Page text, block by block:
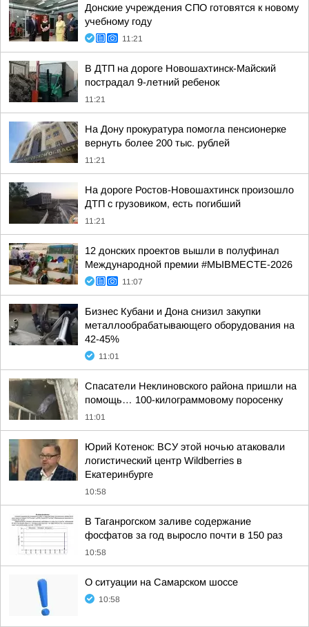
Донские учреждения СПО готовятся к новому
учебному году
11:21
В ДТП на дороге Новошахтинск-Майский
пострадал 9-летний ребенок
11:21
На Дону прокуратура помогла пенсионерке
вернуть более 200 тыс. рублей
11:21
На дороге Ростов-Новошахтинск произошло
ДТП с грузовиком, есть погибший
11:21
12 донских проектов вышли в полуфинал
Международной премии #МЫВМЕСТЕ-2026
11:07
Бизнес Кубани и Дона снизил закупки
металлообрабатывающего оборудования на
42-45%
11:01
Спасатели Неклиновского района пришли на
помощь… 100-килограммовому поросенку
11:01
Юрий Котенок: ВСУ этой ночью атаковали
логистический центр Wildberries в
Екатеринбурге
10:58
В Таганрогском заливе содержание
фосфатов за год выросло почти в 150 раз
10:58
О ситуации на Самарском шоссе
10:58